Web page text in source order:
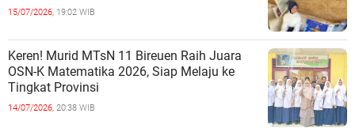
15/07/2026, 19:02 WIB
Keren! Murid MTsN 11 Bireuen Raih Juara
OSN-K Matematika 2026, Siap Melaju ke
Tingkat Provinsi
14/07/2026, 20:38 WIB